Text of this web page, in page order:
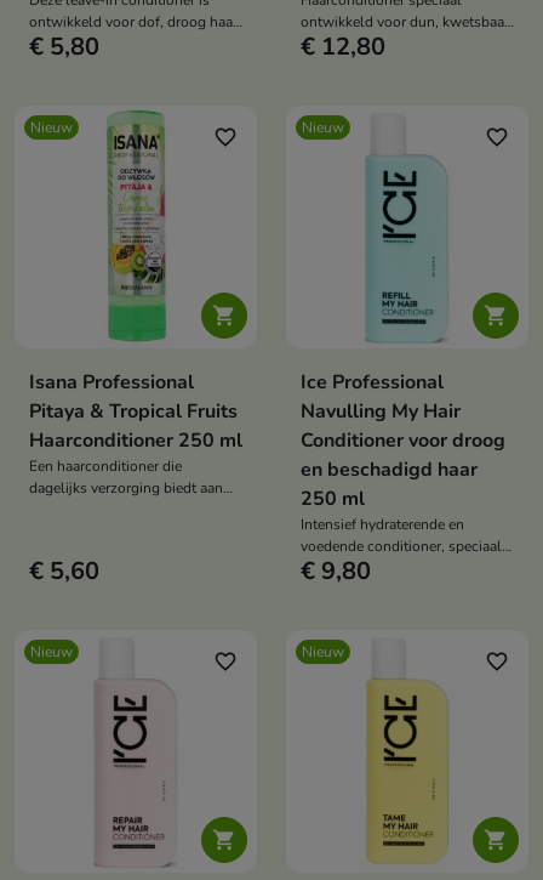
ontwikkeld voor dof, droog haar
dat extra verzorging nodig heeft.
€ 5,80
ontwikkeld voor dun, kwetsbaar
en futloos haar.
€ 12,80
Nieuw

favorite_border
Isana Professional
Pitaya & Tropical Fruits
Haarconditioner 250 ml
Een haarconditioner die
dagelijks verzorging biedt aan
€ 5,60
Nieuw

favorite_border
Ice Professional
Navulling My Hair
Conditioner voor droog
en beschadigd haar
250 ml
Intensief hydraterende en
voedende conditioner, speciaal
ontwikkeld voor de verzorging
€ 9,80
Nieuw

favorite_border Nieuw

favorite_border